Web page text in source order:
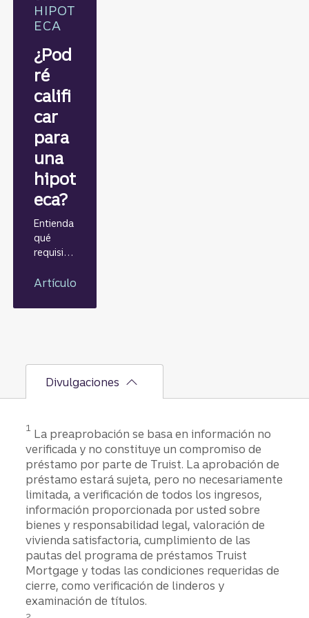
HIPOT
ECA
¿Pod
ré
califi
car
para
una
hipot
eca?
Entienda
qué
requisito
los
stas para
préstam
o para
r la casa
de sus
sueños.
Artículo
Divulgaciones
1 La preaprobación se basa en información no
verificada y no constituye un compromiso de
préstamo por parte de Truist. La aprobación de
préstamo estará sujeta, pero no necesariamente
limitada, a verificación de todos los ingresos,
información proporcionada por usted sobre
bienes y responsabilidad legal, valoración de
vivienda satisfactoria, cumplimiento de las
pautas del programa de préstamos Truist
Mortgage y todas las condiciones requeridas de
cierre, como verificación de linderos y
examinación de títulos.
Divulgación